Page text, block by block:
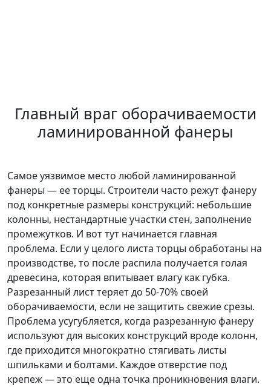
Главный враг оборачиваемости
ламинированной фанеры
Самое уязвимое место любой ламинированной
фанеры — ее торцы. Строители часто режут фанеру
под конкретные размеры конструкций: небольшие
колонны, нестандартные участки стен, заполнение
промежутков. И вот тут начинается главная
проблема. Если у целого листа торцы обработаны на
производстве, то после распила получается голая
древесина, которая впитывает влагу как губка.
Разрезанный лист теряет до 50-70% своей
оборачиваемости, если не защитить свежие срезы.
Проблема усугубляется, когда разрезанную фанеру
используют для высоких конструкций вроде колонн,
где приходится многократно стягивать листы
шпильками и болтами. Каждое отверстие под
крепеж — это еще одна точка проникновения влаги.